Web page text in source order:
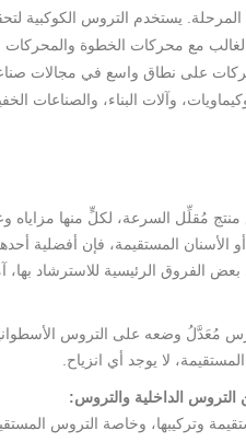
يستخدم التروس الكوكبية
مع محركات الخطوة والمحركات
على نطاق واسع في مجالات صناعية
وآلات البناء، والصناعات
مُقلِّل السرعة، لكلٍّ منها مزاياه
أو الأسنان المستقيمة، فإن
بعض الفروق الرئيسية للاسترشاد
مُعَدَّلُ وضعه على التروس
لا يوجد أي انزياح.
وتركيبها، وخاصة التروس